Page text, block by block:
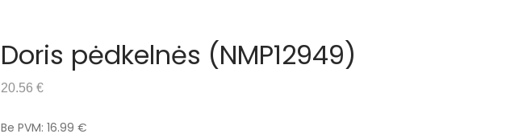
Doris pėdkelnės (NMP12949)
20.56 €
Be PVM: 16.99 €